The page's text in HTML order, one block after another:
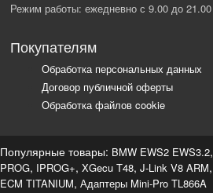
Режим работы: ежедневно с 9.00 до 21.00
Покупателям
Обработка персональных данных
Договор публичной оферты
Обработка файлов cookie
Популярные товары: BMW EWS2 EWS3.2,
PROG, IPROG+, XGecu T48, J-Link V8 ARM,
ECM TITANIUM, Адаптеры Mini-Pro TL866A